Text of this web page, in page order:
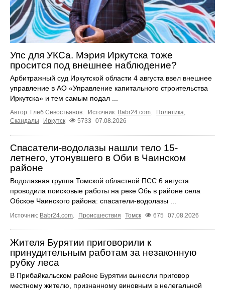
Упс для УКСа. Мэрия Иркутска тоже
просится под внешнее наблюдение?
Арбитражный суд Иркутской области 4 августа ввел внешнее
управление в АО «Управление капитального строительства
Иркутска» и тем самым подал ...
Автор: Глеб Севостьянов. Источник: Babr24.com Политика
Скандалы
Иркутск 5733 07.08.2026
Спасатели-водолазы нашли тело 15-
летнего, утонувшего в Оби в Чаинском
районе
Водолазная группа Томской областной ПСС 6 августа
проводила поисковые работы на реке Обь в районе села
Обское Чаинского района: спасатели-водолазы ...
Источник: Babr24.com Происшествия Томск 675 07.08.2026
Жителя Бурятии приговорили к
принудительным работам за незаконную
рубку леса
В Прибайкальском районе Бурятии вынесли приговор
местному жителю, признанному виновным в нелегальной